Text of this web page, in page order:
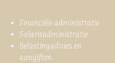
Financiële administratie
Salarisadministratie
Belastingadvies en
aangiften